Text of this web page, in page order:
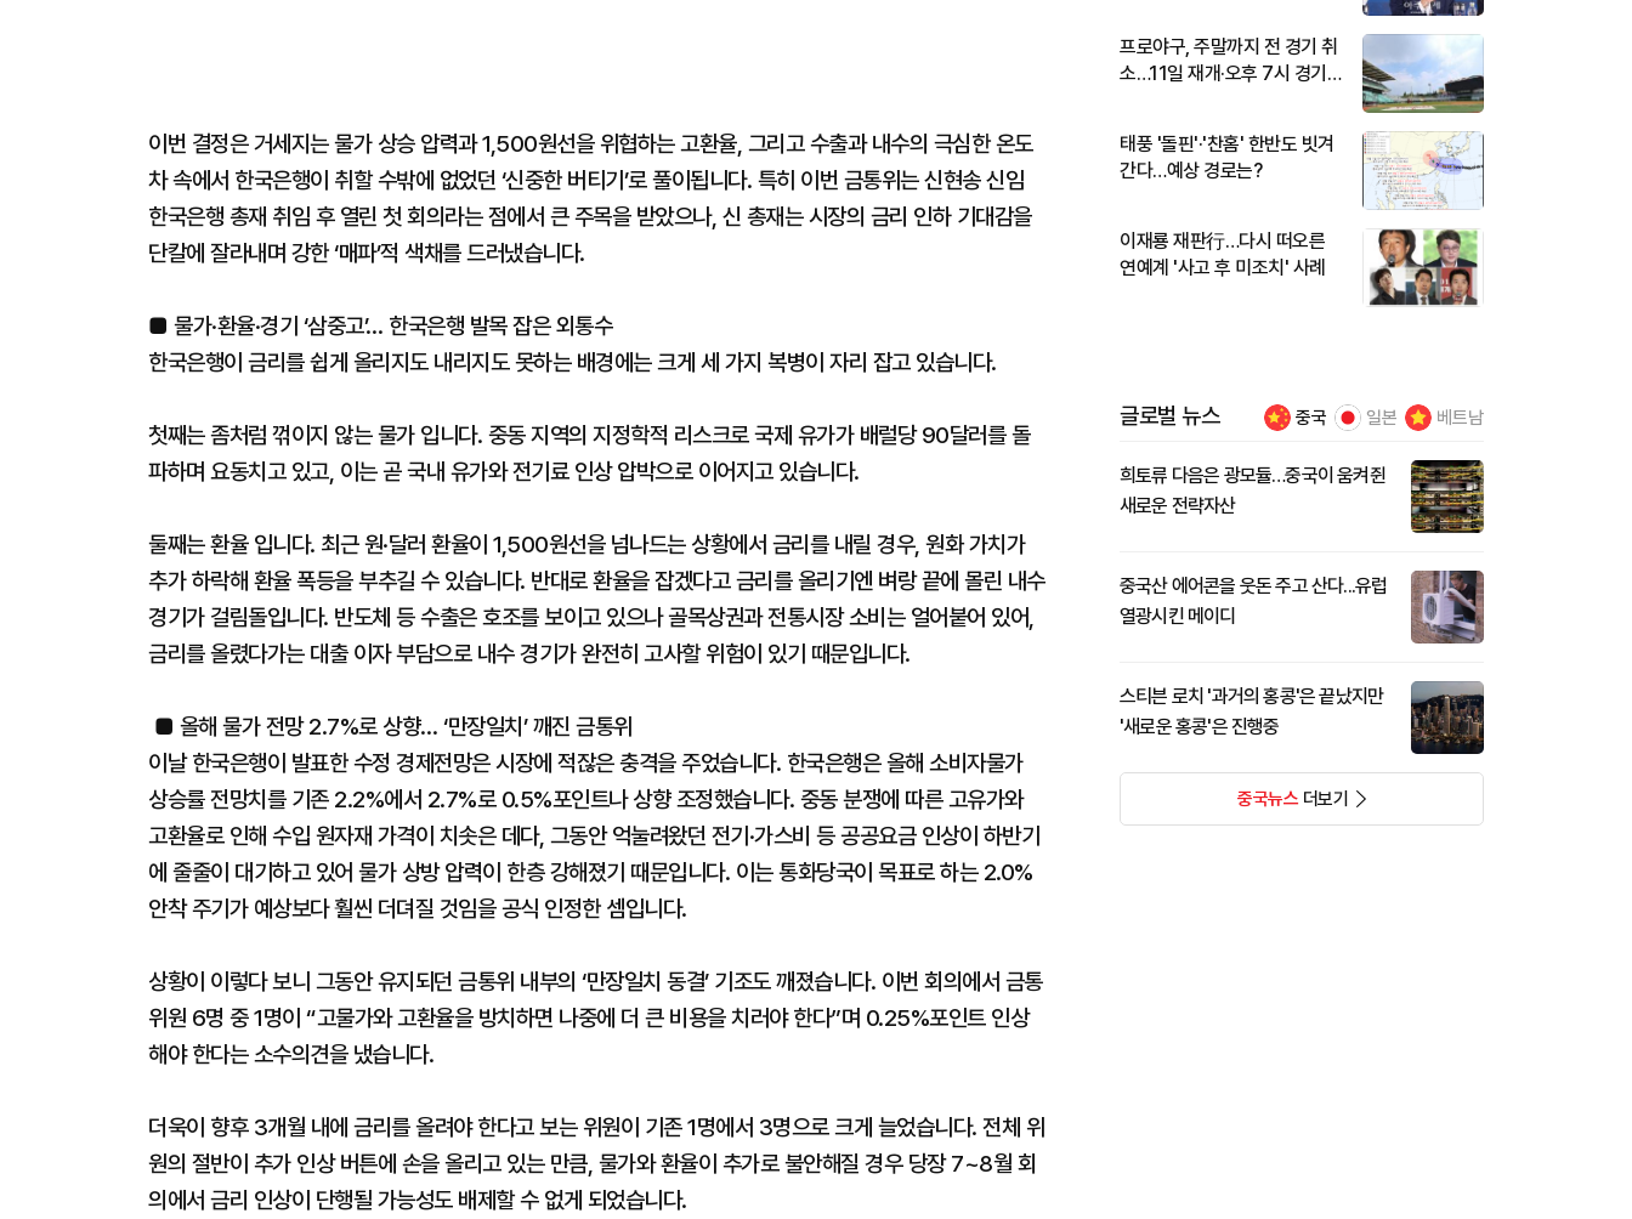
이번 결정은 거세지는 물가 상승 압력과 1,500원선을 위협하는 고환율, 그리고 수출과 내수의 극심한 온도
차 속에서 한국은행이 취할 수밖에 없었던 ‘신중한 버티기’로 풀이됩니다. 특히 이번 금통위는 신현송 신임
한국은행 총재 취임 후 열린 첫 회의라는 점에서 큰 주목을 받았으나, 신 총재는 시장의 금리 인하 기대감을
단칼에 잘라내며 강한 ‘매파’적 색채를 드러냈습니다.
■ 물가·환율·경기 ‘삼중고’… 한국은행 발목 잡은 외통수
한국은행이 금리를 쉽게 올리지도 내리지도 못하는 배경에는 크게 세 가지 복병이 자리 잡고 있습니다.
첫째는 좀처럼 꺾이지 않는 물가 입니다. 중동 지역의 지정학적 리스크로 국제 유가가 배럴당 90달러를 돌
파하며 요동치고 있고, 이는 곧 국내 유가와 전기료 인상 압박으로 이어지고 있습니다.
둘째는 환율 입니다. 최근 원·달러 환율이 1,500원선을 넘나드는 상황에서 금리를 내릴 경우, 원화 가치가
추가 하락해 환율 폭등을 부추길 수 있습니다. 반대로 환율을 잡겠다고 금리를 올리기엔 벼랑 끝에 몰린 내수
경기가 걸림돌입니다. 반도체 등 수출은 호조를 보이고 있으나 골목상권과 전통시장 소비는 얼어붙어 있어,
금리를 올렸다가는 대출 이자 부담으로 내수 경기가 완전히 고사할 위험이 있기 때문입니다.
■ 올해 물가 전망 2.7%로 상향… ‘만장일치’ 깨진 금통위
이날 한국은행이 발표한 수정 경제전망은 시장에 적잖은 충격을 주었습니다. 한국은행은 올해 소비자물가
상승률 전망치를 기존 2.2%에서 2.7%로 0.5%포인트나 상향 조정했습니다. 중동 분쟁에 따른 고유가와
고환율로 인해 수입 원자재 가격이 치솟은 데다, 그동안 억눌려왔던 전기·가스비 등 공공요금 인상이 하반기
에 줄줄이 대기하고 있어 물가 상방 압력이 한층 강해졌기 때문입니다. 이는 통화당국이 목표로 하는 2.0%
안착 주기가 예상보다 훨씬 더뎌질 것임을 공식 인정한 셈입니다.
상황이 이렇다 보니 그동안 유지되던 금통위 내부의 ‘만장일치 동결’ 기조도 깨졌습니다. 이번 회의에서 금통
위원 6명 중 1명이 “고물가와 고환율을 방치하면 나중에 더 큰 비용을 치러야 한다”며 0.25%포인트 인상
해야 한다는 소수의견을 냈습니다.
더욱이 향후 3개월 내에 금리를 올려야 한다고 보는 위원이 기존 1명에서 3명으로 크게 늘었습니다. 전체 위
원의 절반이 추가 인상 버튼에 손을 올리고 있는 만큼, 물가와 환율이 추가로 불안해질 경우 당장 7~8월 회
의에서 금리 인상이 단행될 가능성도 배제할 수 없게 되었습니다.
프로야구, 주말까지 전 경기 취
소…11일 재개·오후 7시 경기
태풍 '돌핀'·'찬홈' 한반도 빗겨
간다…예상 경로는?
이재룡 재판行…다시 떠오른
연예계 '사고 후 미조치' 사례
글로벌 뉴스 중국 일본 베트남
희토류 다음은 광모듈…중국이 움켜쥔
새로운 전략자산
중국산 에어콘을 웃돈 주고 산다...유럽
열광시킨 메이디
스티븐 로치 '과거의 홍콩'은 끝났지만
'새로운 홍콩'은 진행중
중국뉴스더보기